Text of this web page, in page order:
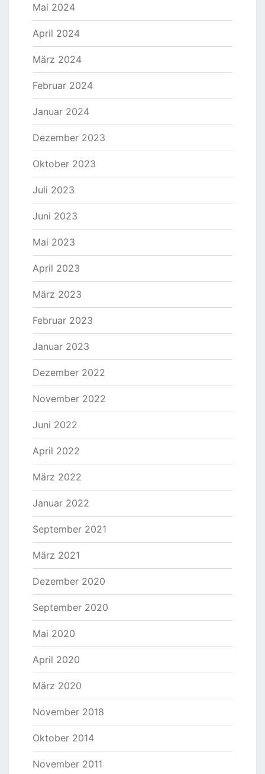
Mai 2024
April 2024
März 2024
Februar 2024
Januar 2024
Dezember 2023
Oktober 2023
Juli 2023
Juni 2023
Mai 2023
April 2023
März 2023
Februar 2023
Januar 2023
Dezember 2022
November 2022
Juni 2022
April 2022
März 2022
Januar 2022
September 2021
März 2021
Dezember 2020
September 2020
Mai 2020
April 2020
März 2020
November 2018
Oktober 2014
November 2011